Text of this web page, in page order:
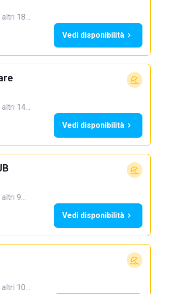
altri 18…
Vedi disponibilità
altri 14…
Vedi disponibilità
altri 9…
Vedi disponibilità
altri 10…